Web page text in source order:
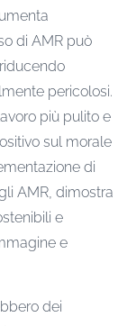
di AMR può
pericolosi.
più pulito e
sul morale
di
AMR, dimostra
e
e
dei